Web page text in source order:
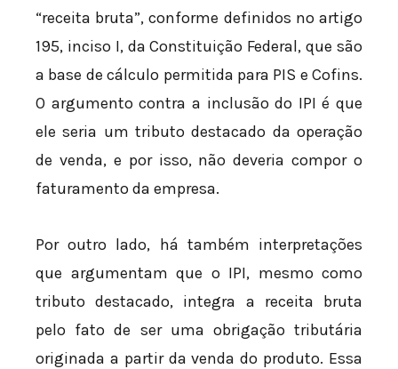
“receita bruta”, conforme definidos no artigo
195, inciso I, da Constituição Federal, que são
a base de cálculo permitida para PIS e Cofins.
O argumento contra a inclusão do IPI é que
ele seria um tributo destacado da operação
de venda, e por isso, não deveria compor o
faturamento da empresa.
Por outro lado, há também interpretações
que argumentam que o IPI, mesmo como
tributo destacado, integra a receita bruta
pelo fato de ser uma obrigação tributária
originada a partir da venda do produto. Essa